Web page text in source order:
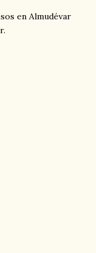
en Almudévar